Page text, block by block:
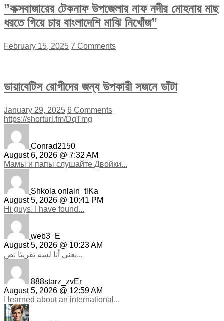
”কক্সবাজারের টেকনাফ উপজেলার নাফ নদীর মোহনায় মাছ
ধরতে গিয়ে চার বাংলাদেশি মাঝি নিখোঁজ”
February 15, 2025 7 Comments
ডায়াবেটিস রোগীদের জন্য উপকারী সজনে ডাঁটা
January 29, 2025 6 Comments
https://shorturl.fm/DqTmg
Conrad2150
August 6, 2026 @ 7:32 AM
Мамы и папы слушайте Двойки...
Shkola onlain_tlKa
August 5, 2026 @ 10:41 PM
Hi guys. I have found...
web3_E
August 5, 2026 @ 10:23 AM
يعني أنا لسه تقريبًا نص...
888starz_zvEr
August 5, 2026 @ 12:59 AM
I learned about an international...